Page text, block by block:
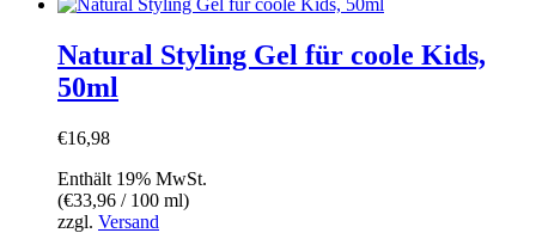
Natural Styling Gel für coole Kids,
50ml
€16,98
Enthält 19% MwSt.
(€33,96 / 100 ml)
zzgl. Versand